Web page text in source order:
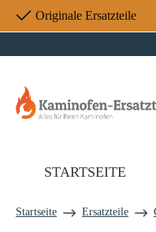
Hauptinhalt springen
Zur Suche springen
Zur Hauptnavigation
Originale Ersatzteile
STARTSEITE
Startseite Ersatzteile